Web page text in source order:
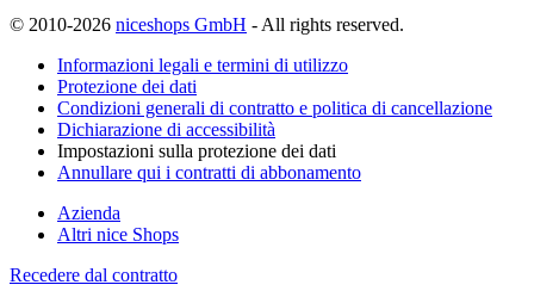
© 2010-2026 niceshops GmbH - All rights reserved.
Informazioni legali e termini di utilizzo
Protezione dei dati
Condizioni generali di contratto e politica di cancellazione
Dichiarazione di accessibilità
Impostazioni sulla protezione dei dati
Annullare qui i contratti di abbonamento
Azienda
Altri nice Shops
Recedere dal contratto